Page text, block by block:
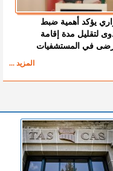
يؤكد أهمية ضبط
لتقليل مدة إقامة
في المستشفيات
المزيد ...